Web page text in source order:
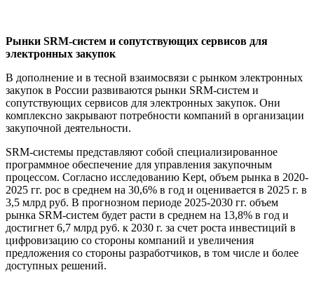
Рынки SRM-систем и сопутствующих сервисов для
электронных закупок
В дополнение и в тесной взаимосвязи с рынком электронных
закупок в России развиваются рынки SRM-систем и
сопутствующих сервисов для электронных закупок. Они
комплексно закрывают потребности компаний в организации
закупочной деятельности.
SRM-системы представляют собой специализированное
программное обеспечение для управления закупочным
процессом. Согласно исследованию Kept, объем рынка в 2020-
2025 гг. рос в среднем на 30,6% в год и оценивается в 2025 г. в
3,5 млрд руб. В прогнозном периоде 2025-2030 гг. объем
рынка SRM-систем будет расти в среднем на 13,8% в год и
достигнет 6,7 млрд руб. к 2030 г. за счет роста инвестиций в
цифровизацию со стороны компаний и увеличения
предложения со стороны разработчиков, в том числе и более
доступных решений.